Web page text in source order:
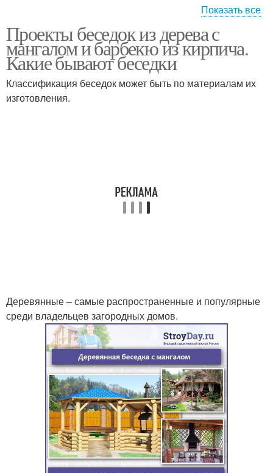
Закрытые беседки Беседки для дачи
Показать все
Проекты беседок из дерева с
мангалом и барбекю из кирпича.
Какие бывают беседки
Классификация беседок может быть по материалам их
изготовления.
Деревянные – самые распространенные и популярные
среди владельцев загородных домов.